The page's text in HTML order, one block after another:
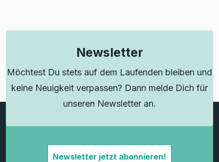
Newsletter
Möchtest Du stets auf dem Laufenden bleiben und
keine Neuigkeit verpassen? Dann melde Dich für
unseren Newsletter an.
Newsletter jetzt abonnieren!